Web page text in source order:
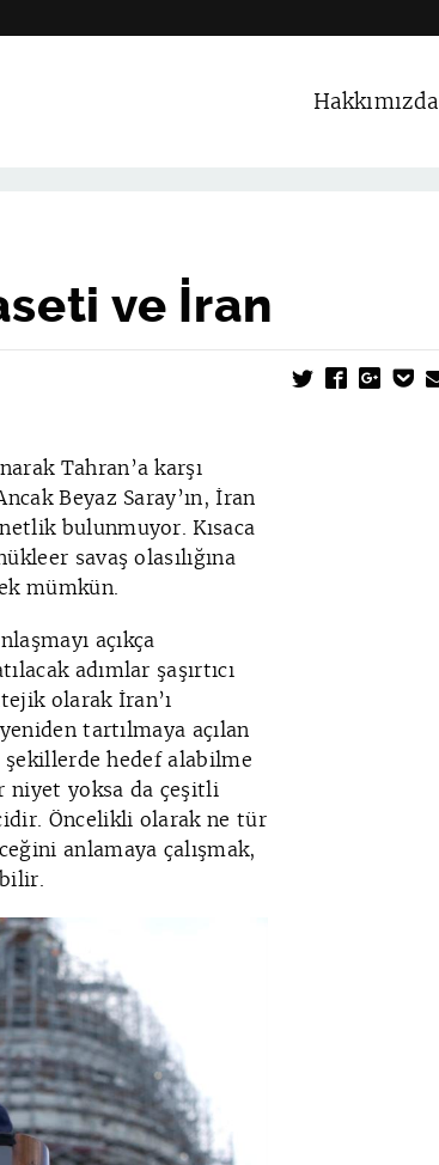
Hakkımızda
ve İran
Tahran’a karşı
Beyaz Saray’ın, İran
netlik bulunmuyor. Kısaca
savaş olasılığına
mümkün.
açıkça
adımlar şaşırtıcı
olarak İran’ı
tartılmaya açılan
şekillerde hedef alabilme
niyet yoksa da çeşitli
Öncelikli olarak ne tür
anlamaya çalışmak,